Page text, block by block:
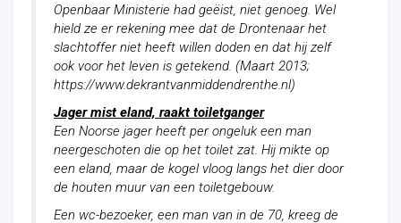
Openbaar Ministerie had geëist, niet genoeg. Wel
hield ze er rekening mee dat de Drontenaar het
slachtoffer niet heeft willen doden en dat hij zelf
ook voor het leven is getekend. (Maart 2013;
https://www.dekrantvanmiddendrenthe.nl)
Jager mist eland, raakt toiletganger
Een Noorse jager heeft per ongeluk een man
neergeschoten die op het toilet zat. Hij mikte op
een eland, maar de kogel vloog langs het dier door
de houten muur van een toiletgebouw.
Een wc-bezoeker, een man van in de 70, kreeg de